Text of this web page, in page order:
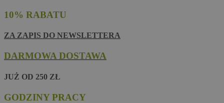
10% RABATU
ZA ZAPIS DO NEWSLETTERA
DARMOWA DOSTAWA
JUŻ OD 250 ZŁ
GODZINY PRACY